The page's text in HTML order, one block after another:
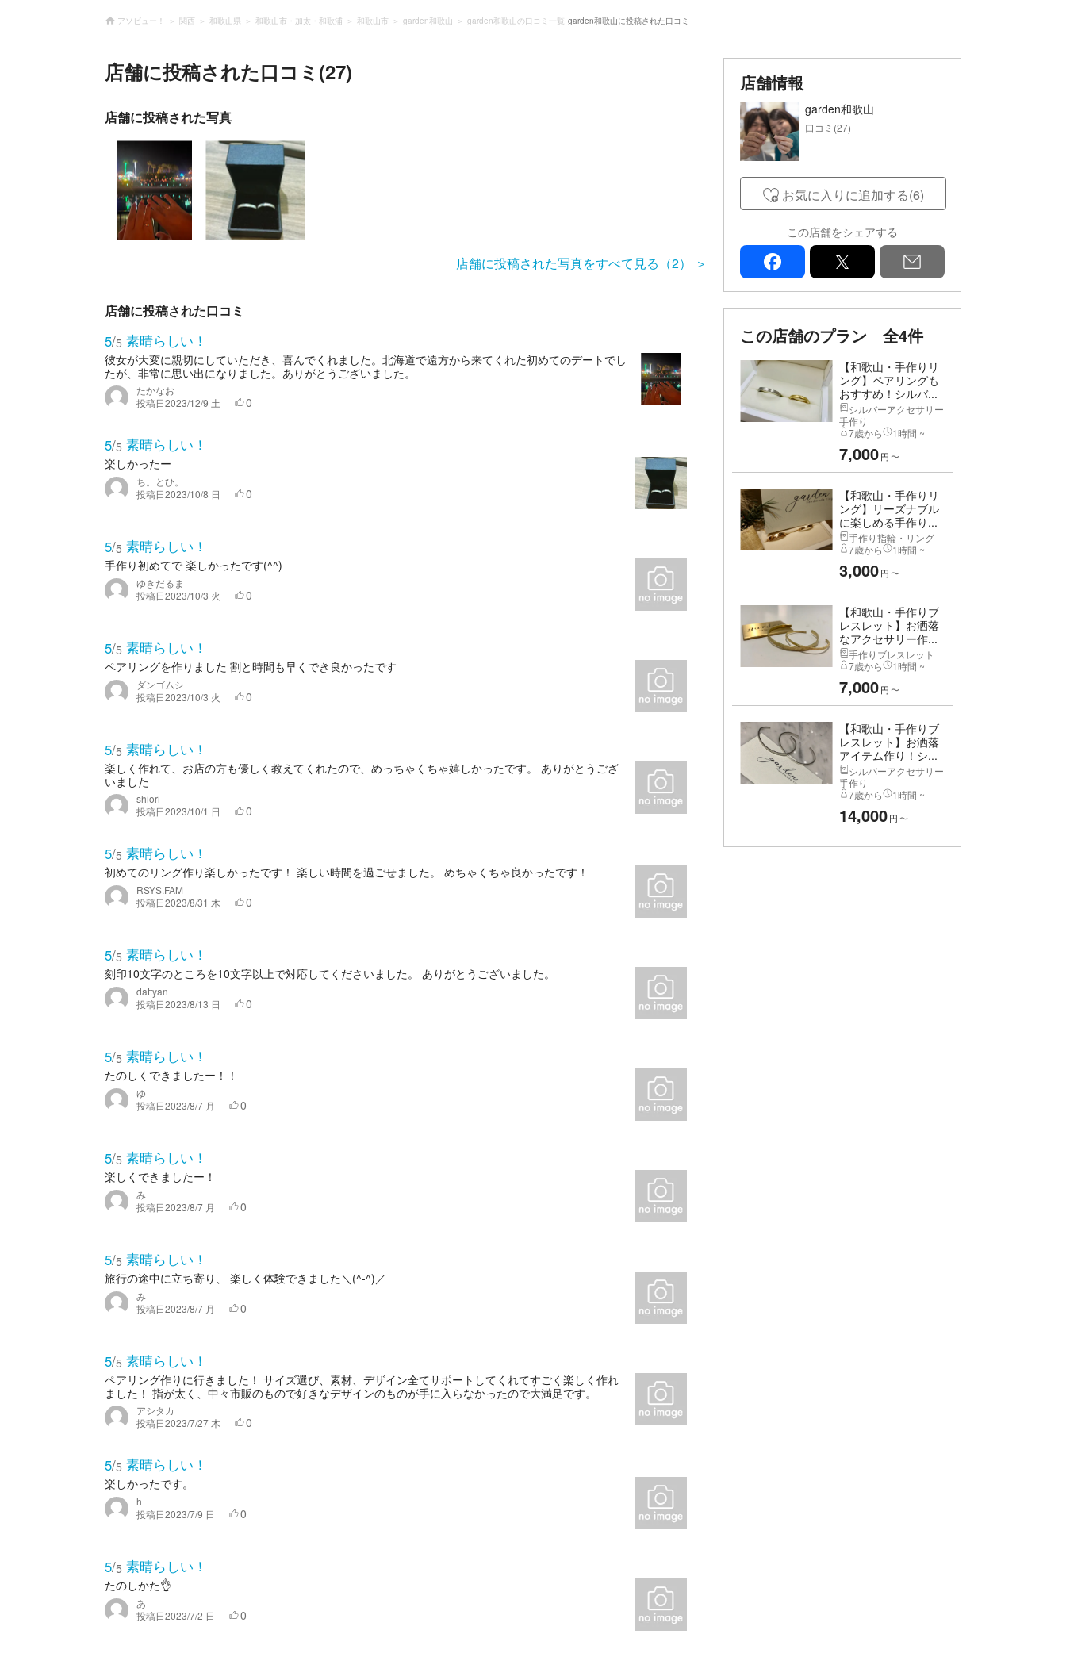
アソビュー！ 関西 和歌山県 和歌山市・加太・和歌浦 和歌山市 garden和歌山 garden和歌山の口コミ一覧 garden和歌山に投稿された口コミ
店舗に投稿された口コミ(27)
店舗に投稿された写真
店舗に投稿された写真をすべて見る（2）
店舗に投稿された口コミ
5/5 素晴らしい！
彼女が大変に親切にしていただき、喜んでくれました。北海道で遠方から来てくれた初めてのデートでし
たが、非常に思い出になりました。ありがとうございました。
たかなお
投稿日2023/12/9 土 0
5/5 素晴らしい！
楽しかったー
ち。とひ。
投稿日2023/10/8 日 0
5/5 素晴らしい！
手作り初めてで 楽しかったです(^^)
ゆきだるま
投稿日2023/10/3 火 0
5/5 素晴らしい！
ペアリングを作りました 割と時間も早くでき良かったです
ダンゴムシ
投稿日2023/10/3 火 0
5/5 素晴らしい！
楽しく作れて、お店の方も優しく教えてくれたので、めっちゃくちゃ嬉しかったです。 ありがとうござ
いました
shiori
投稿日2023/10/1 日 0
5/5 素晴らしい！
初めてのリング作り楽しかったです！ 楽しい時間を過ごせました。 めちゃくちゃ良かったです！
RSYS.FAM
投稿日2023/8/31 木 0
5/5 素晴らしい！
刻印10文字のところを10文字以上で対応してくださいました。 ありがとうございました。
dattyan
投稿日2023/8/13 日 0
5/5 素晴らしい！
たのしくできましたー！！
ゆ
投稿日2023/8/7 月 0
5/5 素晴らしい！
楽しくできましたー！
み
投稿日2023/8/7 月 0
5/5 素晴らしい！
旅行の途中に立ち寄り、 楽しく体験できました＼(^-^)／
み
投稿日2023/8/7 月 0
5/5 素晴らしい！
ペアリング作りに行きました！ サイズ選び、素材、デザイン全てサポートしてくれてすごく楽しく作れ
ました！ 指が太く、中々市販のもので好きなデザインのものが手に入らなかったので大満足です。
アシタカ
投稿日2023/7/27 木 0
5/5 素晴らしい！
楽しかったです。
h
投稿日2023/7/9 日 0
5/5 素晴らしい！
たのしかた👌
あ
投稿日2023/7/2 日 0
店舗情報
garden和歌山
口コミ(27)
お気に入りに追加する(6)
この店舗をシェアする
facebook
この店舗のプラン 全4件
【和歌山・手作りリ
ング】ペアリングも
おすすめ！シルバ...
シルバーアクセサリー
手作り
7歳から
1時間 ~
7,000円 〜
【和歌山・手作りリ
ング】リーズナブル
に楽しめる手作り...
手作り指輪・リング
7歳から
1時間 ~
3,000円 〜
【和歌山・手作りブ
レスレット】お洒落
なアクセサリー作...
手作りブレスレット
7歳から
1時間 ~
7,000円 〜
【和歌山・手作りブ
レスレット】お洒落
アイテム作り！シ...
シルバーアクセサリー
手作り
7歳から
1時間 ~
14,000円 〜